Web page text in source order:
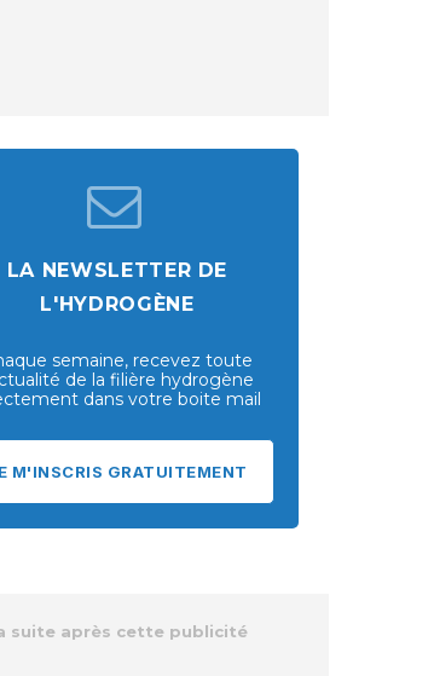
LA NEWSLETTER DE
L'HYDROGÈNE
semaine, recevez toute
de la filière hydrogène
dans votre boite mail
M'INSCRIS GRATUITEMENT